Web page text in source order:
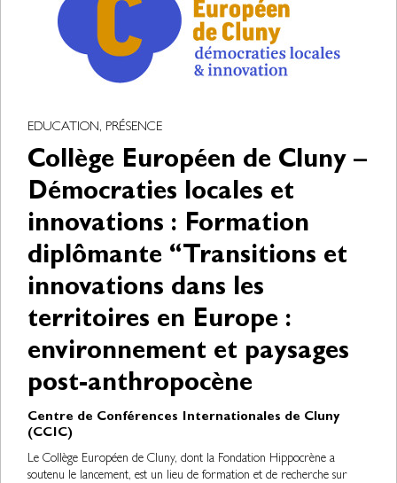
EDUCATION, PRÉSENCE
Collège Européen de Cluny –
Démocraties locales et
innovations : Formation
diplômante “Transitions et
innovations dans les
territoires en Europe :
environnement et paysages
post-anthropocène
Centre de Conférences Internationales de Cluny
(CCIC)
Le Collège Européen de Cluny, dont la Fondation Hippocrène a
soutenu le lancement, est un lieu de formation et de recherche sur